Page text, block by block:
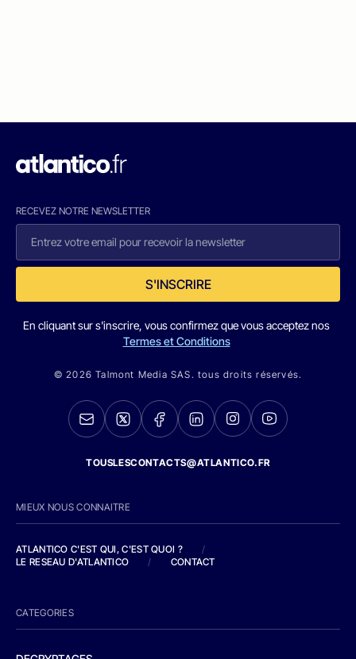
RECEVEZ NOTRE NEWSLETTER
S'INSCRIRE
En cliquant sur s'inscrire, vous confirmez que vous acceptez nos
Termes et Conditions
© 2026 Talmont Media SAS. tous droits réservés.
TOUSLESCONTACTS@ATLANTICO.FR
MIEUX NOUS CONNAITRE
ATLANTICO C'EST QUI, C'EST QUOI ?
/
LE RESEAU D'ATLANTICO
/ CONTACT
CATEGORIES